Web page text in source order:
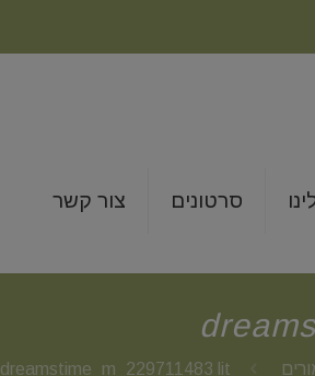
סרטונים צור קשר
dreamstime_m_229711483 lit